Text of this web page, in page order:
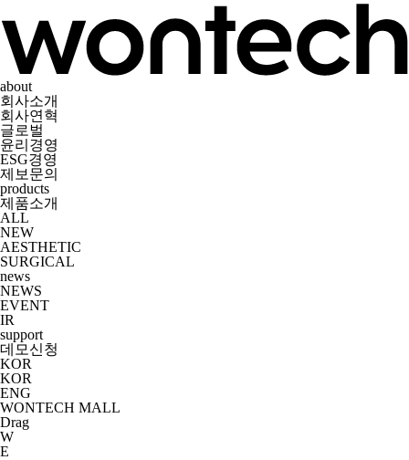
about
회사소개
회사연혁
글로벌
윤리경영
ESG경영
제보문의
products
제품소개
ALL
NEW
AESTHETIC
SURGICAL
news
NEWS
EVENT
IR
support
데모신청
KOR
KOR
ENG
WONTECH MALL
Drag
W
E